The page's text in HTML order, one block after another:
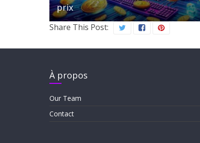
prix
Share This Post:
À propos
Our Team
Contact